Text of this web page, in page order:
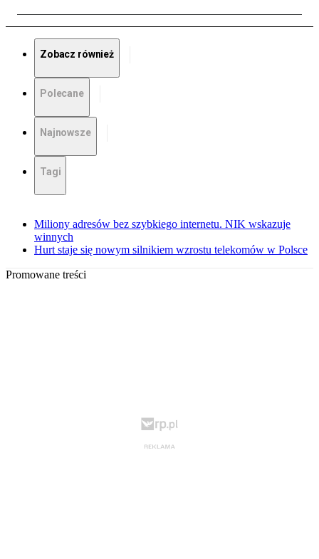
Zobacz również
Polecane
Najnowsze
Tagi
Miliony adresów bez szybkiego internetu. NIK wskazuje
winnych
Hurt staje się nowym silnikiem wzrostu telekomów w Polsce
Promowane treści